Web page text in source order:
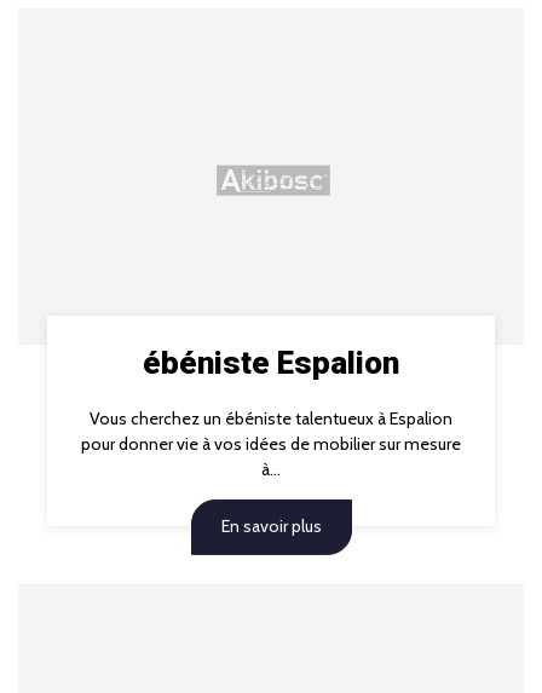
ébéniste Espalion
Vous cherchez un ébéniste talentueux à Espalion
pour donner vie à vos idées de mobilier sur mesure
à...
En savoir plus